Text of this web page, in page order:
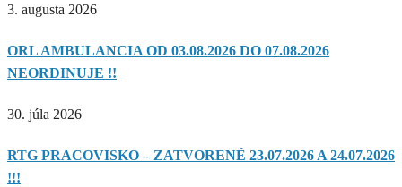
3. augusta 2026
ORL AMBULANCIA OD 03.08.2026 DO 07.08.2026
NEORDINUJE !!
30. júla 2026
RTG PRACOVISKO – ZATVORENÉ 23.07.2026 A 24.07.2026
!!!